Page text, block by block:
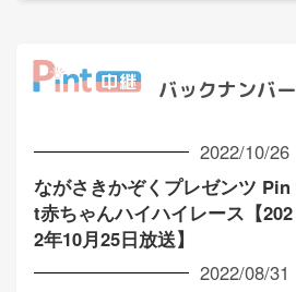
バックナンバー
2022/10/26
ながさきかぞくプレゼンツ Pin
t赤ちゃんハイハイレース【202
2年10月25日放送】
2022/08/31